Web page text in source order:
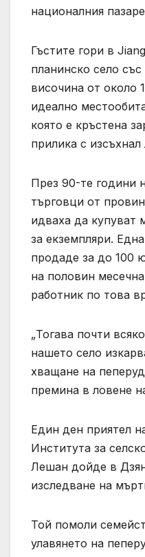
националния
Гъстите гори в
планинско село
височина от около
идеално
която е кръстена
прилика с изсъхнал
През 90-те години
търговци от
идваха да купуват
за екземпляри.
продаде за до 100
на половин
работник по това
„Тогава почти
нашето село
хващане на
премина в ловене
Един ден приятел
Института за
Лешан дойде в
изследване на
Той помоли
улавянето на